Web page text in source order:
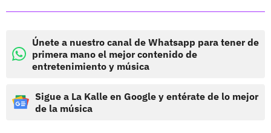
Únete a nuestro canal de Whatsapp para tener de
primera mano el mejor contenido de
entretenimiento y música
Sigue a La Kalle en Google y entérate de lo mejor
de la música